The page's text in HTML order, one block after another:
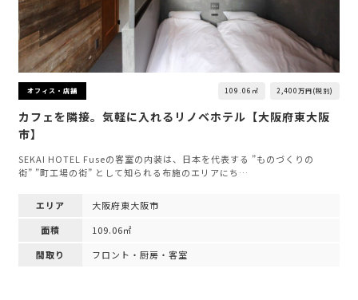
オフィス・店舗 109.06㎡ 2,400万円(税別)
カフェを隣接。気軽に入れるリノベホテル【大阪府東大阪
市】
SEKAI HOTEL Fuseの客室の内装は、日本を代表する ”ものづくりの
街” ”町工場の街” として知られる布施のエリアにち…
エリア
大阪府東大阪市
面積
109.06㎡
間取り
フロント・厨房・客室